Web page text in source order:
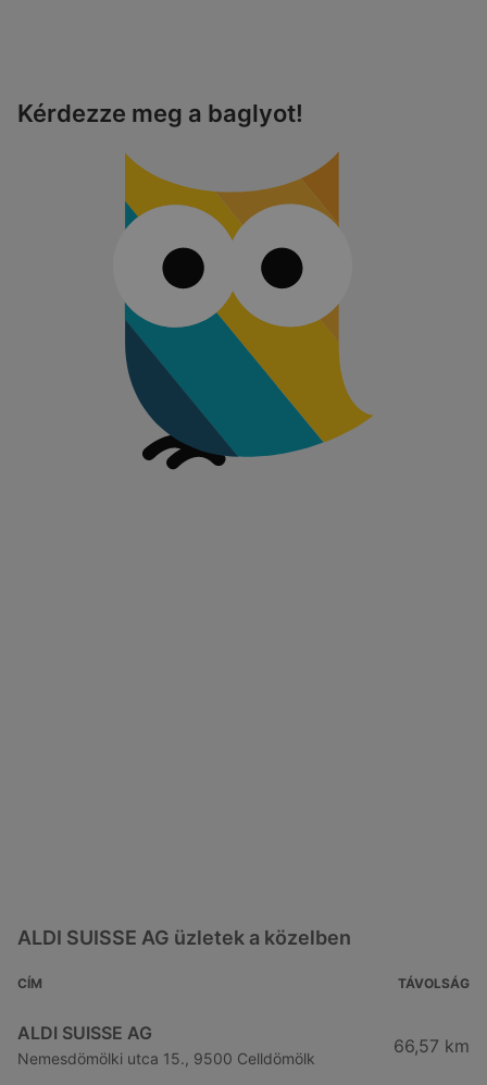
Kérdezze meg a baglyot!
ALDI SUISSE AG üzletek a közelben
CÍM TÁVOLSÁG
ALDI SUISSE AG
Nemesdömölki utca 15., 9500 Celldömölk
66,57 km